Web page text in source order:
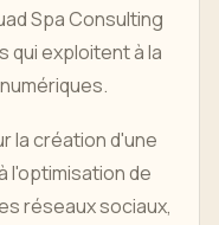
Spa Consulting
qui exploitent à la
la création d'une
l'optimisation de
réseaux sociaux,